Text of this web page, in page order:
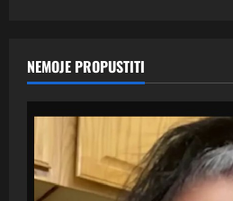
NEMOJE PROPUSTITI